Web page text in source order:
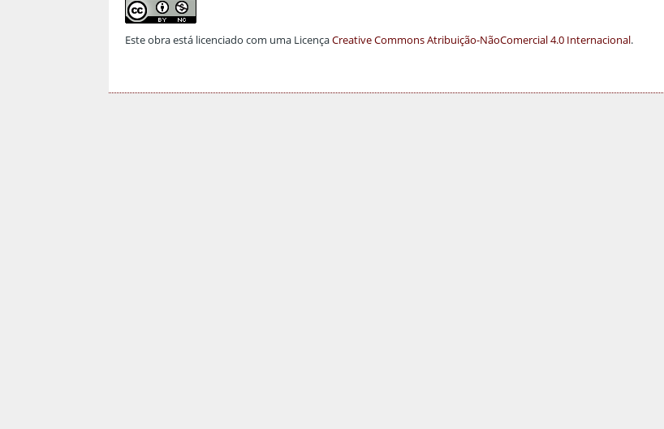
Este obra está licenciado com uma LicençaCreative Commons Atribuição-NãoComercial 4.0 Internacional.